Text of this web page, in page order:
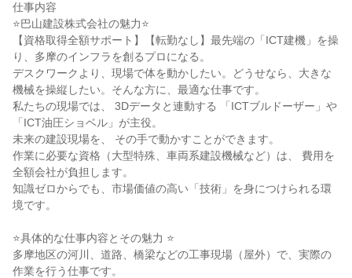
仕事内容
⭐巴山建設株式会社の魅力⭐
【資格取得全額サポート】【転勤なし】最先端の「ICT建機」を操
り、多摩のインフラを創るプロになる。
デスクワークより、現場で体を動かしたい。どうせなら、大きな
機械を操縦したい。そんな方に、最適な仕事です。
私たちの現場では、 3Dデータと連動する 「ICTブルドーザー」や
「ICT油圧ショベル」が主役。
未来の建設現場を、 その手で動かすことができます。
作業に必要な資格（大型特殊、車両系建設機械など）は、 費用を
全額会社が負担します。
知識ゼロからでも、市場価値の高い「技術」を身につけられる環
境です。
⭐具体的な仕事内容とその魅力 ⭐
多摩地区の河川、道路、橋梁などの工事現場（屋外）で、実際の
作業を行う仕事です。